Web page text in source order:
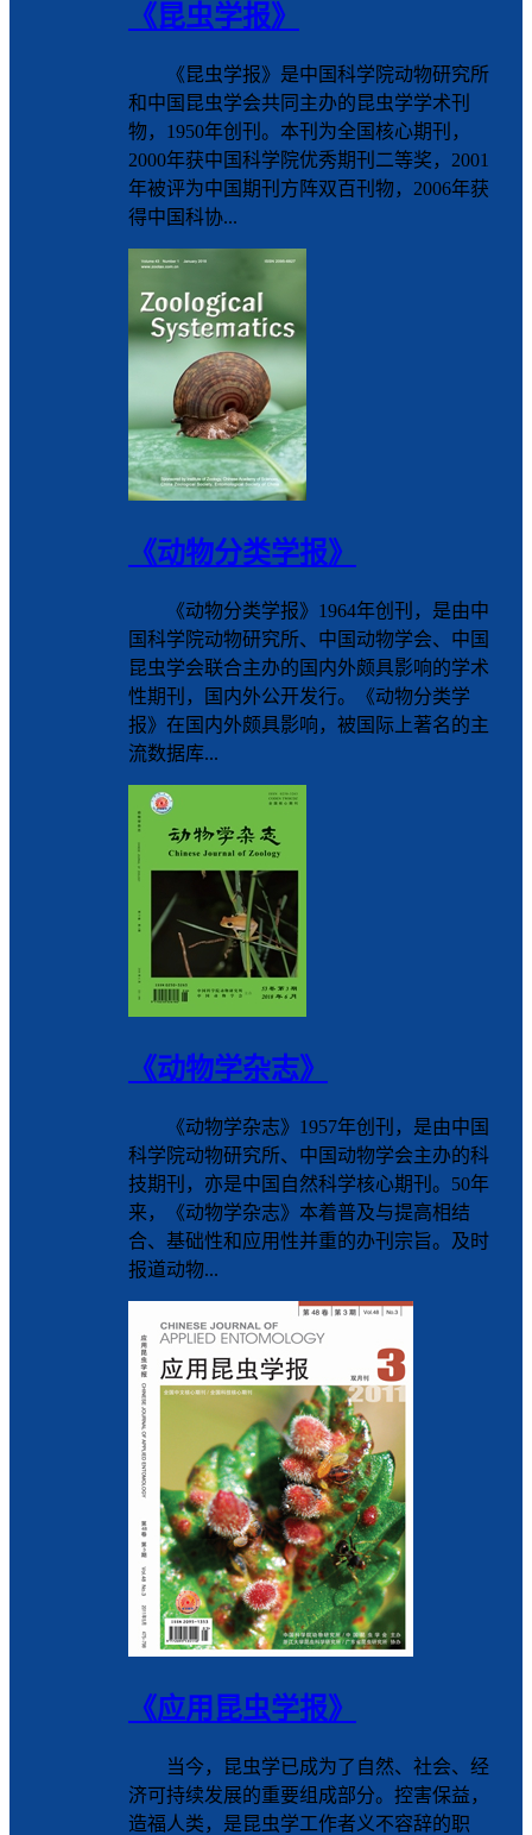
《昆虫学报》
《昆虫学报》是中国科学院动物研究所
和中国昆虫学会共同主办的昆虫学学术刊
物，1950年创刊。本刊为全国核心期刊，
2000年获中国科学院优秀期刊二等奖，2001
年被评为中国期刊方阵双百刊物，2006年获
得中国科协...
《动物分类学报》
《动物分类学报》1964年创刊，是由中
国科学院动物研究所、中国动物学会、中国
昆虫学会联合主办的国内外颇具影响的学术
性期刊，国内外公开发行。《动物分类学
报》在国内外颇具影响，被国际上著名的主
流数据库...
《动物学杂志》
《动物学杂志》1957年创刊，是由中国
科学院动物研究所、中国动物学会主办的科
技期刊，亦是中国自然科学核心期刊。50年
来，《动物学杂志》本着普及与提高相结
合、基础性和应用性并重的办刊宗旨。及时
报道动物...
《应用昆虫学报》
当今，昆虫学已成为了自然、社会、经
济可持续发展的重要组成部分。控害保益，
造福人类，是昆虫学工作者义不容辞的职